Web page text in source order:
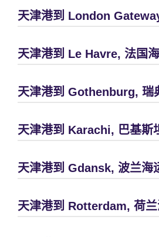
天津港到 London
天津港到 Le Havre, 法国
天津港到 Gothenburg, 瑞
天津港到 Karachi, 巴基斯
天津港到 Gdansk, 波兰海
天津港到 Rotterdam, 荷